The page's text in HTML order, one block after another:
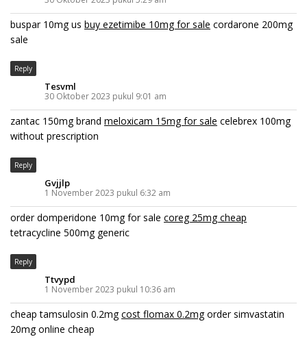
buspar 10mg us buy ezetimibe 10mg for sale cordarone 200mg
sale
Reply
Tesvml
30 Oktober 2023 pukul 9:01 am
zantac 150mg brand meloxicam 15mg for sale celebrex 100mg
without prescription
Reply
Gvjjlp
1 November 2023 pukul 6:32 am
order domperidone 10mg for sale coreg 25mg cheap
tetracycline 500mg generic
Reply
Ttvypd
1 November 2023 pukul 10:36 am
cheap tamsulosin 0.2mgcost flomax 0.2mgorder simvastatin
20mg online cheap